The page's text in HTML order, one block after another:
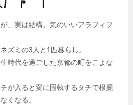
、実は結構、気のいいアラフィフ
ズミの3人と1匹暮らし。
時代を過ごした京都の町をこよな
が入ると変に固執するタチで根掘
くなる。